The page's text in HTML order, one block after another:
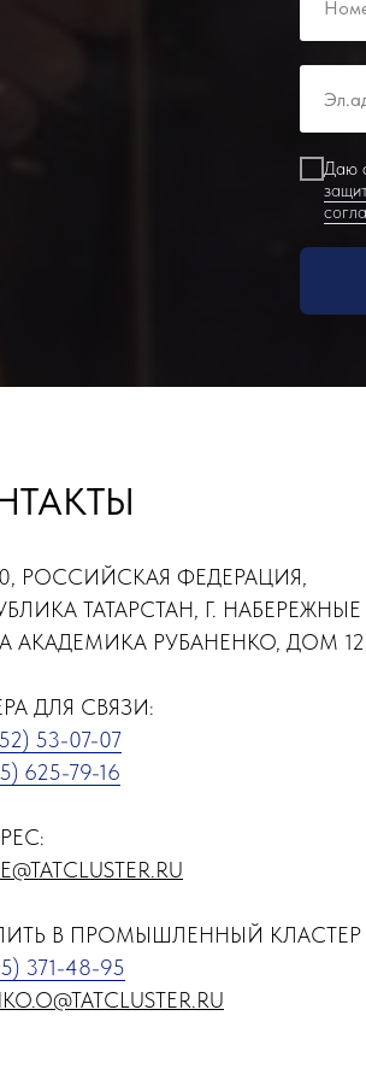
Даю
РОССИЙСКАЯ ФЕДЕРАЦИЯ,
ТАТАРСТАН, Г.
АКАДЕМИКА РУБАНЕНКО, ДОМ
ДЛЯ СВЯЗИ:
53-07-07
625-79-16
В ПРОМЫШЛЕННЫЙ КЛАСТЕР
371-48-95